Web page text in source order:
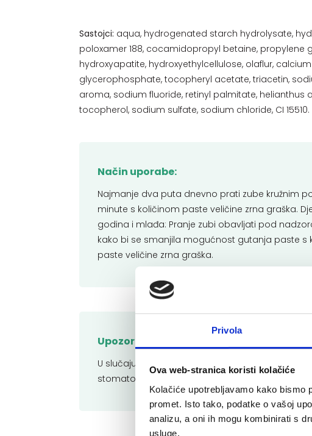
Privola
Ova web-stranica koristi kolačiće
Kolačiće upotrebljavamo kako bismo
promet. Isto tako, podatke o vašoj
analizu, a oni ih mogu kombinirati s
usluge.
Sastojci: aqua, hydrogenated starch hydrolysate,
poloxamer 188, cocamidopropyl betaine, propylene
hydroxyapatite, hydroxyethylcellulose, olaflur, calcium
glycerophosphate, tocopheryl acetate, triacetin,
aroma, sodium fluoride, retinyl palmitate, helianthus
tocopherol, sodium sulfate, sodium chloride, CI 15510.
Način uporabe:
Najmanje dva puta dnevno prati zube kružnim
minute s količinom paste veličine zrna graška.
godina i mlađa: Pranje zubi obavljati pod
kako bi se smanjila mogućnost gutanja paste s
paste veličine zrna graška.
Upozorenje:
U slučaju korištenja fluorida iz drugih izvora,
stomatologom ili liječnikom.